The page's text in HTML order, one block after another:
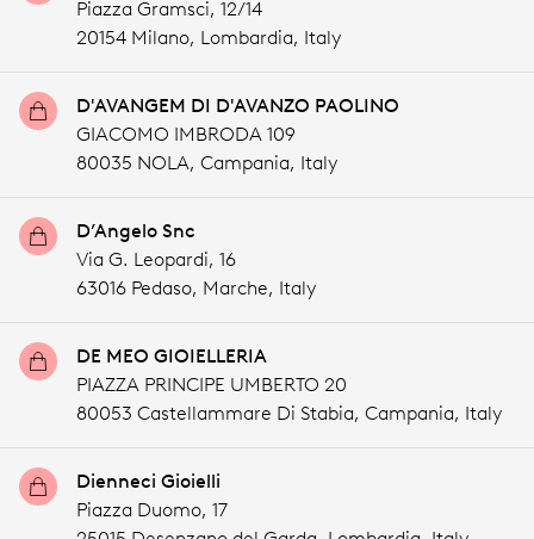
Piazza Gramsci, 12/14
20154 Milano, Lombardia, Italy
D'AVANGEM DI D'AVANZO PAOLINO
GIACOMO IMBRODA 109
80035 NOLA, Campania, Italy
D’Angelo Snc
Via G. Leopardi, 16
63016 Pedaso, Marche, Italy
DE MEO GIOIELLERIA
PIAZZA PRINCIPE UMBERTO 20
80053 Castellammare Di Stabia, Campania, Italy
Dienneci Gioielli
Piazza Duomo, 17